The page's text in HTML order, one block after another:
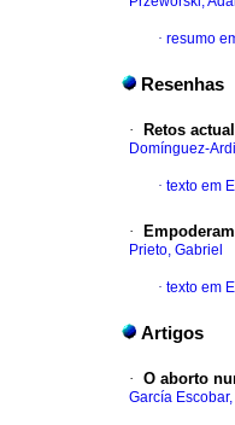
· resumo
Resenhas
· Retos
Domínguez-
· texto em
·
Prieto, Gabriel
· texto em
Artigos
· O aborto
García